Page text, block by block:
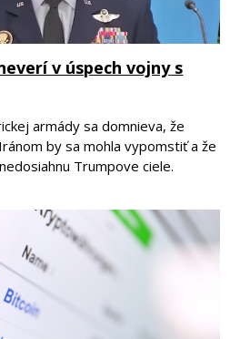
v úspech vojny s
armády sa domnieva, že
by sa mohla vypomstiť a že
Trumpove ciele.